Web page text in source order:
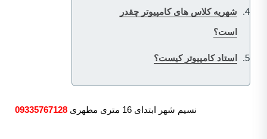
شهریه کلاس های کامپیوتر چقدر
است؟
استاد کامپیوتر کیست؟
نسیم شهر ابتدای 16 متری مطهری 09335767128